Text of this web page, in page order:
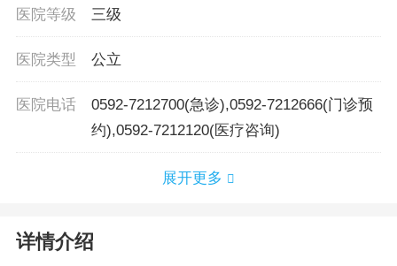
医院等级 三级
医院类型 公立
医院电话
0592-7212700(急诊),0592-7212666(门诊预
约),0592-7212120(医疗咨询)
展开更多
详情介绍